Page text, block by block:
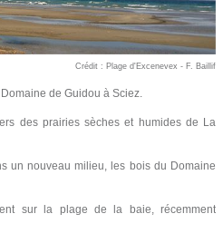
Crédit : Plage d'Excenevex - F. Baillif
de Guidou à Sciez.
des prairies sèches et humides de La
un nouveau milieu, les bois du Domaine
sur la plage de la baie, récemment